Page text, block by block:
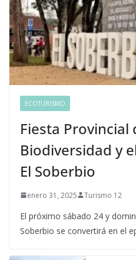
ECOTURISMO
Fiesta Provincial
Biodiversidad y
El Soberbio
enero 31, 2025 Turismo 12
El próximo sábado 24 y
Soberbio se convertirá en el